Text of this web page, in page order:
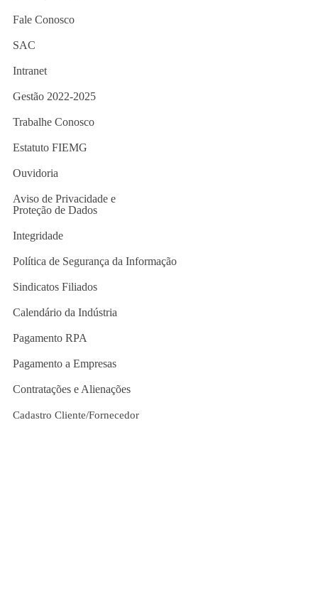
Fale Conosco
SAC
Intranet
Gestão 2022-2025
Trabalhe Conosco
Estatuto FIEMG
Ouvidoria
Aviso de Privacidade e
Proteção de Dados
Integridade
Política de Segurança da Informação
Sindicatos Filiados
Calendário da Indústria
Pagamento RPA
Pagamento a Empresas
Contratações e Alienações
Cadastro Cliente/Fornecedor